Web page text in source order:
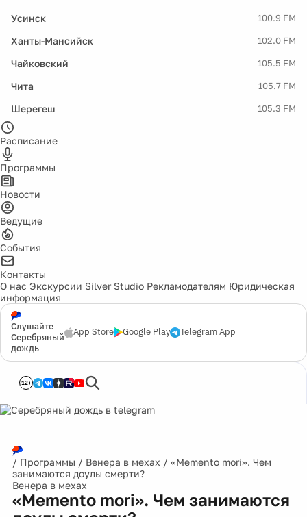
Усинск 100.9 FM
Ханты-Мансийск 102.0 FM
Чайковский 105.5 FM
Чита 105.7 FM
Шерегеш 105.3 FM
Расписание
Программы
Новости
Ведущие
События
Контакты
О нас Экскурсии Silver Studio Рекламодателям Юридическая
информация
Слушайте
Серебряный
дождь
App Store Google Play Telegram App
12+
/ Программы / Венера в мехах / «Memento mori». Чем
занимаются доулы смерти?
Венера в мехах
«Memento mori». Чем занимаются